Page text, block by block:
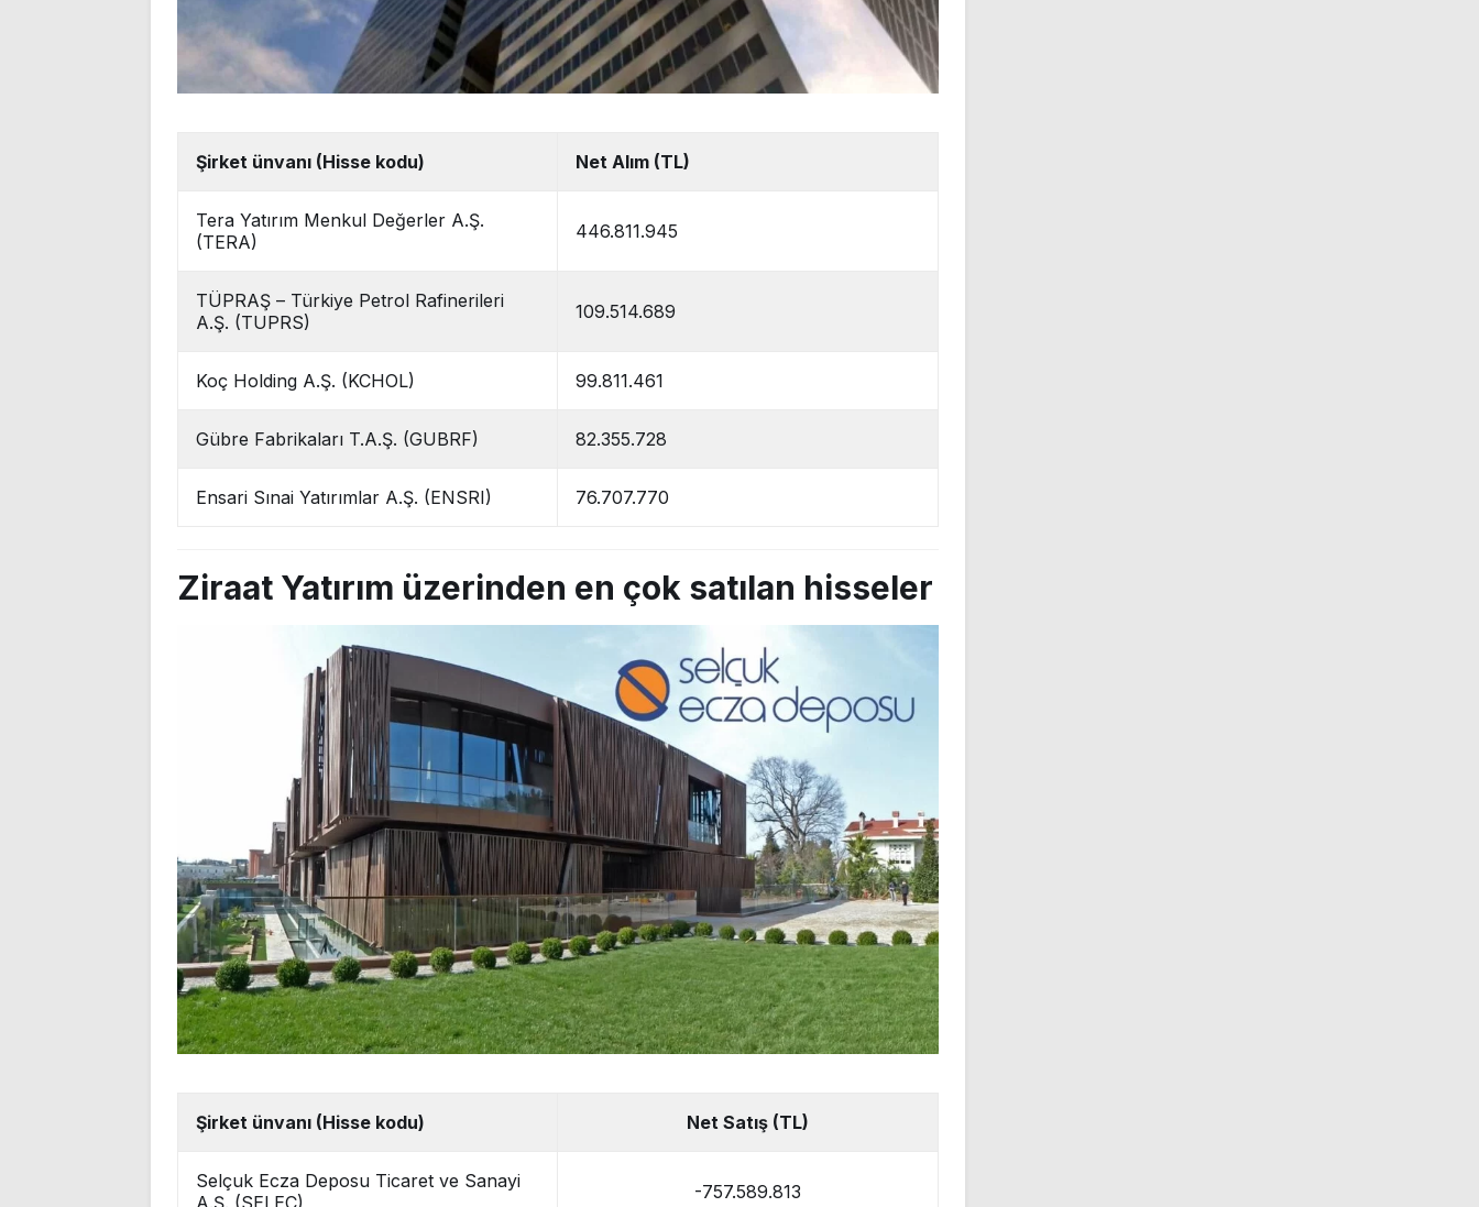
Şirket ünvanı (Hisse kodu) Net Alım (TL)
Tera Yatırım Menkul Değerler A.Ş.
(TERA)
446.811.945
TÜPRAŞ – Türkiye Petrol Rafinerileri
A.Ş. (TUPRS)
109.514.689
Koç Holding A.Ş. (KCHOL) 99.811.461
Gübre Fabrikaları T.A.Ş. (GUBRF) 82.355.728
Ensari Sınai Yatırımlar A.Ş. (ENSRI) 76.707.770
Ziraat Yatırım üzerinden en çok satılan hisseler
Şirket ünvanı (Hisse kodu) Net Satış (TL)
Selçuk Ecza Deposu Ticaret ve Sanayi
A.Ş. (SELEC)
-757.589.813